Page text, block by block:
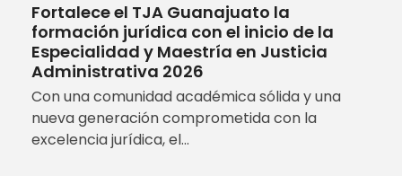
Fortalece el TJA Guanajuato la
formación jurídica con el inicio de la
Especialidad y Maestría en Justicia
Administrativa 2026
Con una comunidad académica sólida y una
nueva generación comprometida con la
excelencia jurídica, el…